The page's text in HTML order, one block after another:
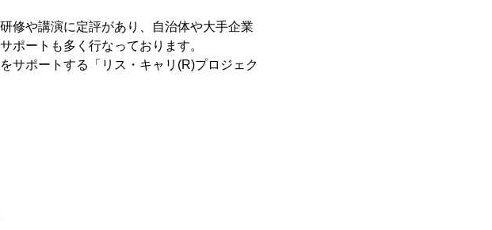
修や講演に定評があり、自治体や大手企業
ポートも多く行なっております。
サポートする「リス・キャリ(R)プロジェク